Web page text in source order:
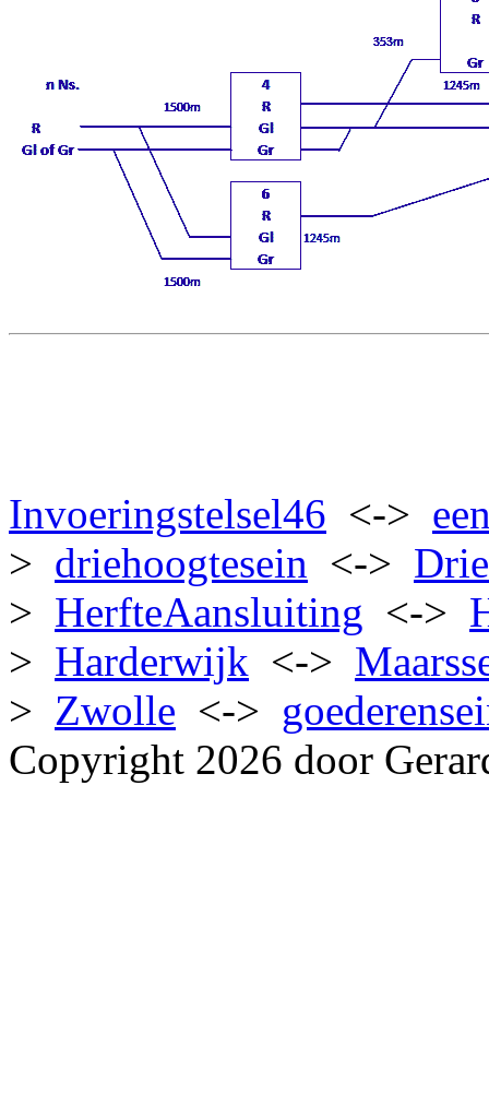
Invoeringstelsel46 <->
> driehoogtesein <->
> HerfteAansluiting <->
> Harderwijk <->
> Zwolle <->
Copyright 2026 door